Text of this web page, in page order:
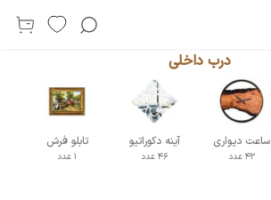
درب داخلی
ساعت دیواری
42 عدد
آینه دکوراتیو
46 عدد
تابلو فرش
1 عدد